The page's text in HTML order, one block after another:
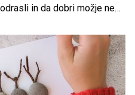
in da dobri možje ne
v eni noči obdariti vse
mu uspe ne zamešati
daril. Zanima ga,
videti drugače in zakaj z